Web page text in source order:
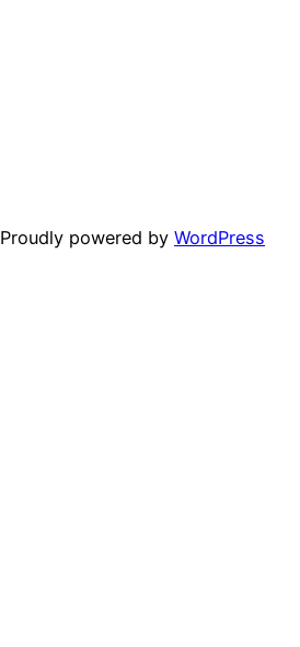
Proudly powered by WordPress